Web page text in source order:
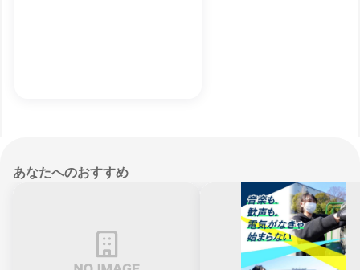
あなたへのおすすめ